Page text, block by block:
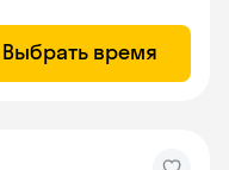
Выбрать время